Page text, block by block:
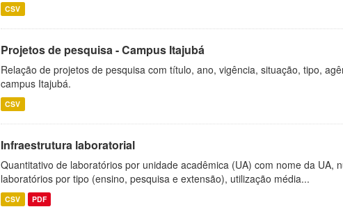
CSV
Projetos de pesquisa - Campus Itajubá
Relação de projetos de pesquisa com título, ano, vigência, situação, tipo,
campus Itajubá.
CSV
Infraestrutura laboratorial
Quantitativo de laboratórios por unidade acadêmica (UA) com nome da UA,
laboratórios por tipo (ensino, pesquisa e extensão), utilização média...
CSV PDF